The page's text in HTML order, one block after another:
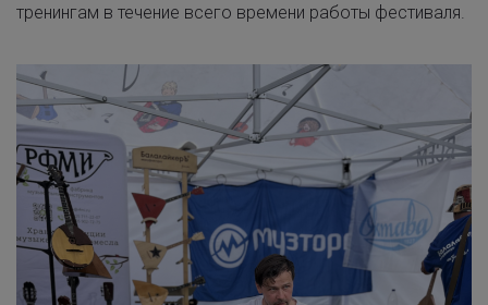
тренингам в течение всего времени работы фестиваля.